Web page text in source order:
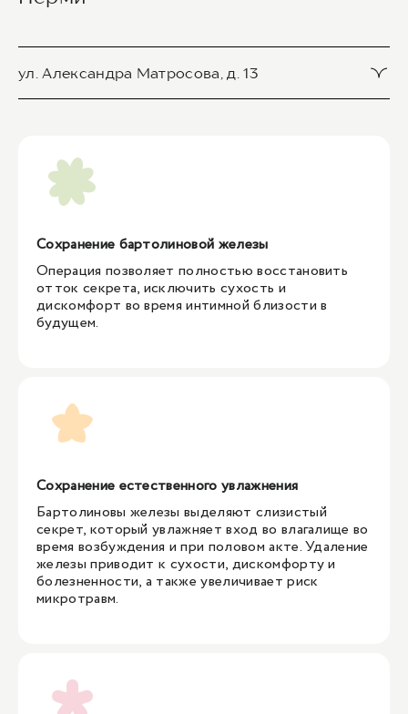
ул. Александра Матросова, д. 13
20 500 ₽
Сохранение бартолиновой железы
Операция позволяет полностью восстановить
отток секрета, исключить сухость и
дискомфорт во время интимной близости в
будущем.
Сохранение естественного увлажнения
Бартолиновы железы выделяют слизистый
секрет, который увлажняет вход во влагалище во
время возбуждения и при половом акте. Удаление
железы приводит к сухости, дискомфорту и
болезненности, а также увеличивает риск
микротравм.